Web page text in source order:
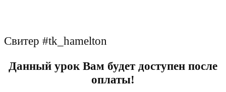
Свитер #tk_hamelton
Данный урок Вам будет доступен после
оплаты!